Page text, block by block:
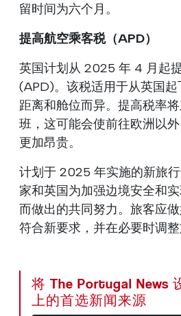
留时间为六个月。
提高航空乘客税（APD）
英国计划从 2025 年 4 月起
(APD)。该税适用于从英国起
距离和舱位而异。提高税率
班，这可能会使前往欧洲以
更加昂贵。
计划于 2025 年实施的新旅
家和英国为加强边境安全和
而做出的共同努力。旅客应
符合新要求，并在必要时调整
将 The Portugal News
上的首选新闻来源